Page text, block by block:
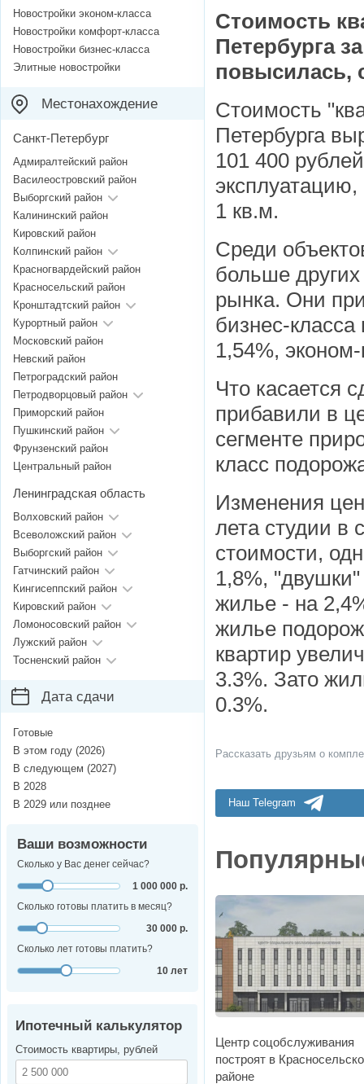
Стоимость
Петербурга
повысилась,
Стоимость
Петербурга
101 400
1 кв.м.
Среди
больше
рынка. Они
бизнес-
1,54%,
Что касается
прибавили в
сегменте
класс
Изменения
лета студии в
стоимости,
1,8%,
жилье - на
жилье
квартир
3.3%. Зато
0.3%.
Рассказать друзьям о
Наш Telegram
Центр соцобслуживания
построят в
районе
Новостройки эконом-класса
Новостройки комфорт-класса
Новостройки бизнес-класса
Элитные новостройки
Местонахождение
Санкт-Петербург
Адмиралтейский район
Василеостровский район
Выборгский район
Калининский район
Кировский район
Колпинский район
Красногвардейский район
Красносельский район
Кронштадтский район
Курортный район
Московский район
Невский район
Петроградский район
Петродворцовый район
Приморский район
Пушкинский район
Фрунзенский район
Центральный район
Ленинградская область
Волховский район
Всеволожский район
Выборгский район
Гатчинский район
Кингисеппский район
Кировский район
Ломоносовский район
Лужский район
Тосненский район
Дата сдачи
Готовые
В этом году (2026)
В следующем (2027)
В 2028
В 2029 или позднее
Ваши возможности
Сколько у Вас денег сейчас?
1 000 000 р.
Сколько готовы платить в месяц?
30 000 р.
Сколько лет готовы платить?
10 лет
Ипотечный калькулятор
Стоимость квартиры, рублей